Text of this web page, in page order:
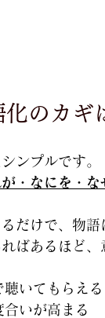
のカギ
ンプルです。
・なにを・
だけで、物語
ばあるほど
聴いてもらえる
合いが高まる